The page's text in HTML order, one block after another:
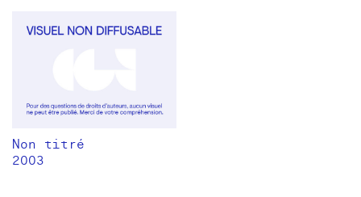
Non titré
2003